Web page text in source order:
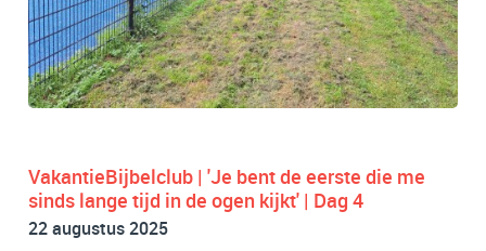
VakantieBijbelclub | 'Je bent de eerste die me
sinds lange tijd in de ogen kijkt' | Dag 4
22 augustus 2025